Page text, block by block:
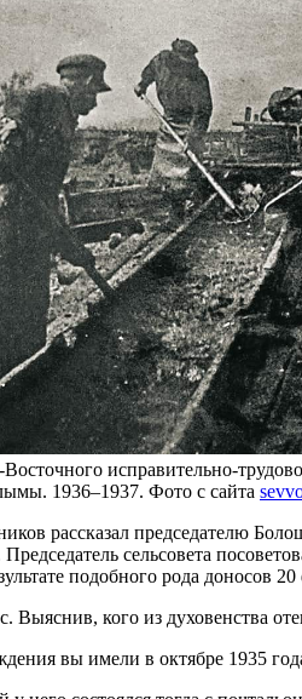
исправительно-
1936–1937. Фото с сайта
рассказал председателю
Председатель сельсовета
подобного рода доносов
Выяснив, кого из духовенства
вы имели в октябре 1935